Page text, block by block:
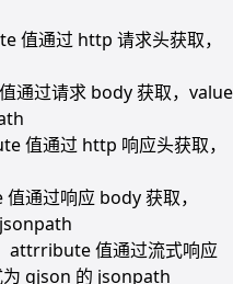
值通过 http 请求头获取，
通过请求 body 获取，value
值通过 http 响应头获取，
通过响应 body 获取，
attrribute 值通过流式响应
gjson 的 jsonpath